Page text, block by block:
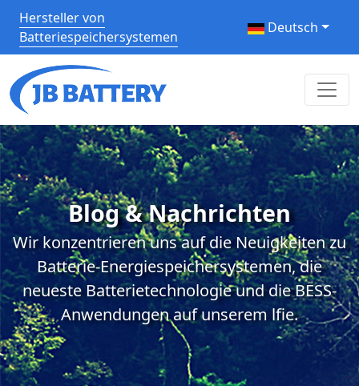
Hersteller von
Batteriespeichersystemen
Deutsch
Blog & Nachrichten
Wir konzentrieren uns auf die Neuigkeiten zu
Batterie-Energiespeichersystemen, die
neueste Batterietechnologie und die BESS-
Anwendungen auf unserem lfie.